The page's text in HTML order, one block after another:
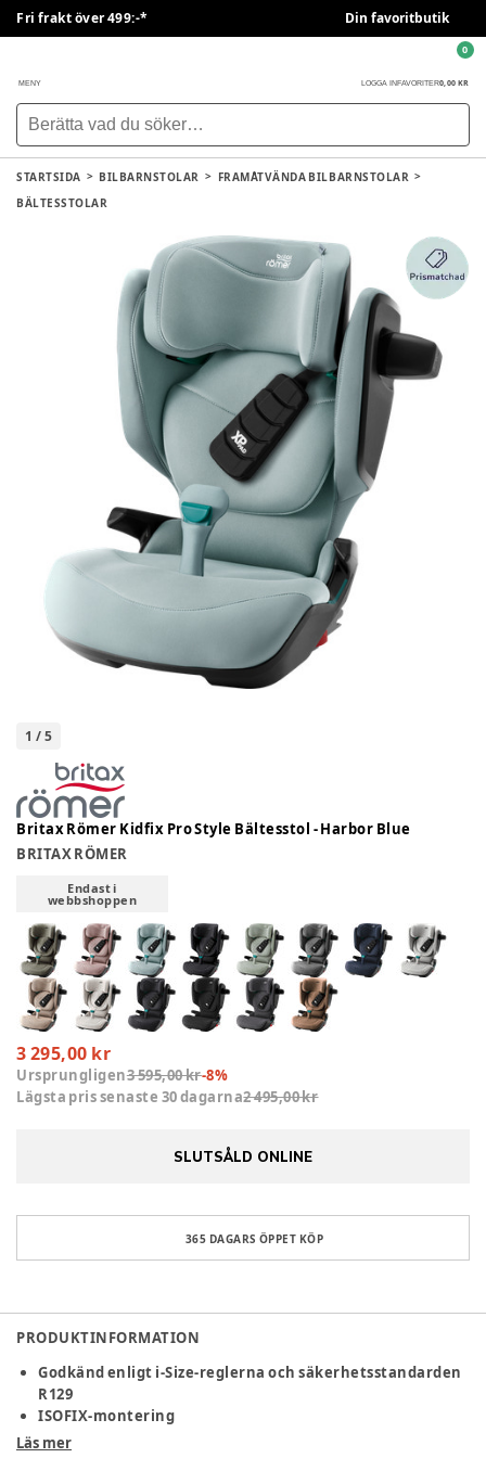
Fri frakt över 499:-* Din favoritbutik
MENY LOGGA IN FAVORITER0,00 KR
0
STARTSIDA BILBARNSTOLAR
FRAMÅTVÄNDA BILBARNSTOLAR
BÄLTESSTOLAR
1 /5
Britax Römer Kidfix Pro Style Bältesstol - Harbor Blue
BRITAX RÖMER
Endast i
webbshoppen
3 295,00 kr
Ursprungligen3 595,00 kr-8%
Lägsta pris senaste 30 dagarna2 495,00 kr
SLUTSÅLD ONLINE
365 DAGARS ÖPPET KÖP
PRODUKTINFORMATION
Godkänd enligt i-Size-reglerna och säkerhetsstandarden
R129
ISOFIX-montering
Avancerat sidokollisionskydd - Sict
Läs mer